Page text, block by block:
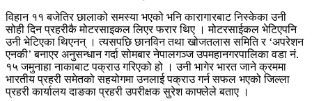
विहान ११ बजेतिर छालाको समस्या भएको भनि कारागारबाट निस्केका उनी
सोही दिन प्रहरीकै मोटरसाइकल लिएर फरार थिए । मोटरसाईकल भेटिएपनि
उनी भेटिएका थिएनन् । त्यसपछि छानविन तथा खोजतलास समिति र ‘अपरेशन
एनकी’ बनाएर अनुसन्धान गर्दा सोमबार नेपालगञ्ज उपमहानगरपालिका वडा नं.
१५ जमुनाहा नाकाबाट पक्राउ गरिएको हो । उनी भागेर भारत जाने क्रममा
भारतीय प्रहरी समेतको सहयोगमा उनलाई पक्राउ गर्न सफल भएको जिल्ला
प्रहरी कार्यालय दाङका प्रहरी उपरीक्षक सुरेश काफ्लेले बताए ।